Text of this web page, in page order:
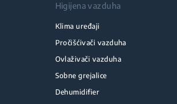
Higijena vazduha
Klima uređaji
Pročišćivači vazduha
Ovlaživači vazduha
Sobne grejalice
Dehumidifier